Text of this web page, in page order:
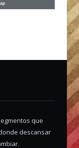
que
descansar